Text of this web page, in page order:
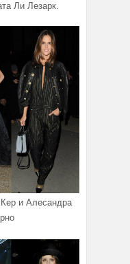
Ли Лезарк.
и Алесандра